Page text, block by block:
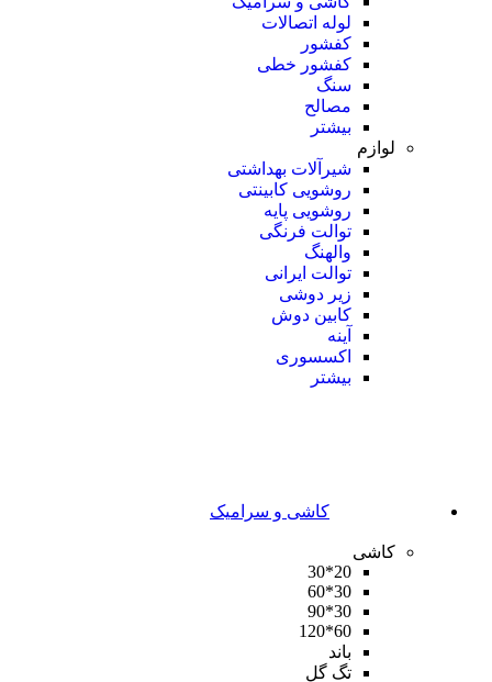
لوله اتصالات
کفشور
کفشور خطی
سنگ
مصالح
بیشتر
لوازم
شیرآلات بهداشتی
روشویی کابینتی
روشویی پایه
توالت فرنگی
والهنگ
توالت ایرانی
زیر دوشی
کابین دوش
آینه
اکسسوری
بیشتر
کاشی و سرامیک
کاشی
20*30
30*60
30*90
60*120
باند
تگ گل